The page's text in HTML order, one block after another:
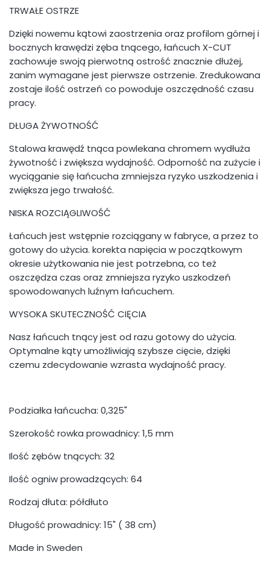
TRWAŁE OSTRZE
Dzięki nowemu kątowi zaostrzenia oraz profilom górnej i
bocznych krawędzi zęba tnącego, łańcuch X-CUT
zachowuje swoją pierwotną ostrość znacznie dłużej,
zanim wymagane jest pierwsze ostrzenie. Zredukowana
zostaje ilość ostrzeń co powoduje oszczędność czasu
pracy.
DŁUGA ŻYWOTNOŚĆ
Stalowa krawędź tnąca powlekana chromem wydłuża
żywotność i zwiększa wydajność. Odporność na zużycie i
wyciąganie się łańcucha zmniejsza ryzyko uszkodzenia i
zwiększa jego trwałość.
NISKA ROZCIĄGLIWOŚĆ
Łańcuch jest wstępnie rozciągany w fabryce, a przez to
gotowy do użycia. korekta napięcia w początkowym
okresie użytkowania nie jest potrzebna, co też
oszczędza czas oraz zmniejsza ryzyko uszkodzeń
spowodowanych luźnym łańcuchem.
WYSOKA SKUTECZNOŚĆ CIĘCIA
Nasz łańcuch tnący jest od razu gotowy do użycia.
Optymalne kąty umożliwiają szybsze cięcie, dzięki
czemu zdecydowanie wzrasta wydajność pracy.
Podziałka łańcucha: 0,325"
Szerokość rowka prowadnicy: 1,5 mm
Ilość zębów tnących: 32
Ilość ogniw prowadzących: 64
Rodzaj dłuta: półdłuto
Długość prowadnicy: 15" ( 38 cm)
Made in Sweden